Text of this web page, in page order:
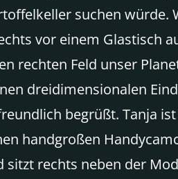
suchen
vor einem Glastisch
rechten Feld unser
dreidimensionalen
begrüßt. Tanja
handgroßen
rechts neben der